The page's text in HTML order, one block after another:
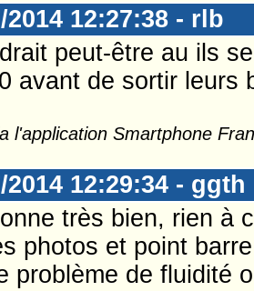
2014 12:27:38 - rlb
peut-être au ils
avant de sortir leurs
l'application Smartphone
2014 12:29:34 - ggth
très bien, rien à
photos et point
problème de fluidité